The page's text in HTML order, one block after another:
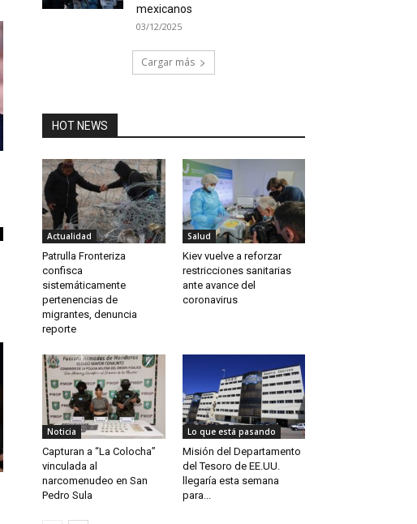
mexicanos
03/12/2025
Cargar más
HOT NEWS
Actualidad
Patrulla Fronteriza
confisca
sistemáticamente
pertenencias de
migrantes, denuncia
reporte
Salud
Kiev vuelve a reforzar
restricciones sanitarias
ante avance del
coronavirus
Noticia
Capturan a “La Colocha”
vinculada al
narcomenudeo en San
Pedro Sula
Lo que está pasando
Misión del Departamento
del Tesoro de EE.UU.
llegaría esta semana
para...